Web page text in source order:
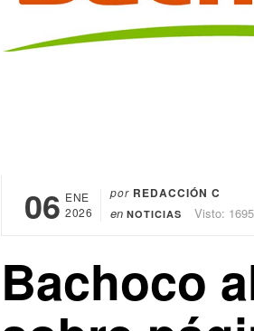
06 ENE
2026
por REDACCIÓN C
en NOTICIAS Visto: 1695
Bachoco